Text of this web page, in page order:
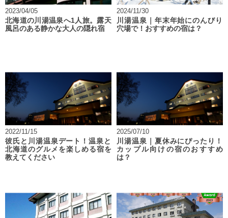
2023/04/05
北海道の川湯温泉へ1人旅。露天
風呂のある静かな大人の隠れ宿
2024/11/30
川湯温泉｜年末年始にのんびり
穴場で！おすすめの宿は？
2022/11/15
彼氏と川湯温泉デート！温泉と
北海道のグルメを楽しめる宿を
教えてください
2025/07/10
川湯温泉｜夏休みにぴったり！
カップル向けの宿のおすすめ
は？